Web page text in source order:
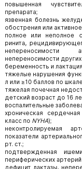
повышенная
препарата;
язвенная болезнь
обострения или
полное или неполное
ринита,
непереносимости
непереносимости
беременность и лактация
тяжелые нарушения
л или ≥10 баллов по
тяжелая почечная
детский возраст до 16
воспалительные
хроническая
класс по NYHA);
неконтролируемая
показатели
рт. ст.;
подтвержденная
периферических
дефицит лактазы,